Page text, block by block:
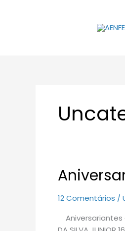
12 Comentários /
Aniversariantes
Aniversariantes
de
setembro